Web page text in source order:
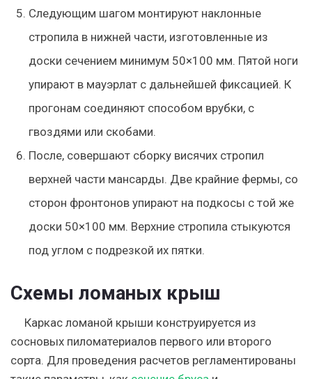
Следующим шагом монтируют наклонные
стропила в нижней части, изготовленные из
доски сечением минимум 50×100 мм. Пятой ноги
упирают в мауэрлат с дальнейшей фиксацией. К
прогонам соединяют способом врубки, с
гвоздями или скобами.
После, совершают сборку висячих стропил
верхней части мансарды. Две крайние фермы, со
сторон фронтонов упирают на подкосы с той же
доски 50×100 мм. Верхние стропила стыкуются
под углом с подрезкой их пятки.
Схемы ломаных крыш
Каркас ломаной крыши конструируется из
сосновых пиломатериалов первого или второго
сорта. Для проведения расчетов регламентированы